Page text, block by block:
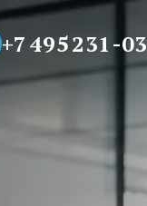
+7 495 231-